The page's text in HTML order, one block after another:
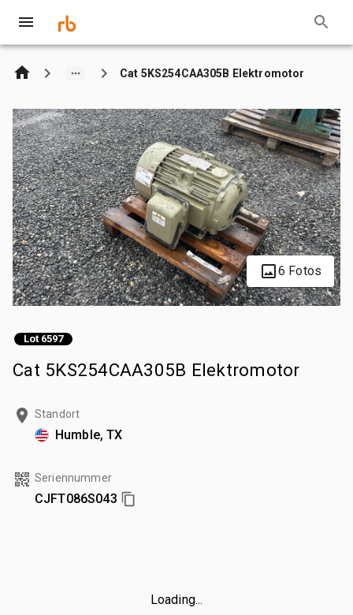
Cat 5KS254CAA305B Elektromotor
6 Fotos
Lot 6597
Cat 5KS254CAA305B Elektromotor
Standort
Humble, TX
Seriennummer
CJFT086S043
Loading...